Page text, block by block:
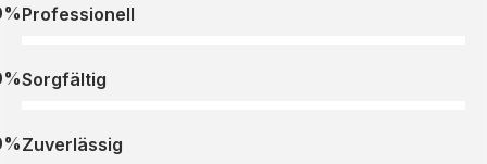
Professionell
Sorgfältig
Zuverlässig